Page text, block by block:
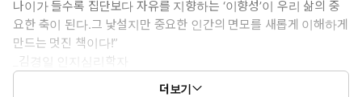
나이가 들수록 집단보다 자유를 지향하는 ‘이향성’이 우리 삶의 중
요한 축이 된다.그 낯설지만 중요한 인간의 면모를 새롭게 이해하게
만드는 멋진 책이다!”
_김경일 인지심리학자
더보기